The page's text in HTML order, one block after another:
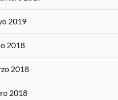
2019
2018
2018
2018